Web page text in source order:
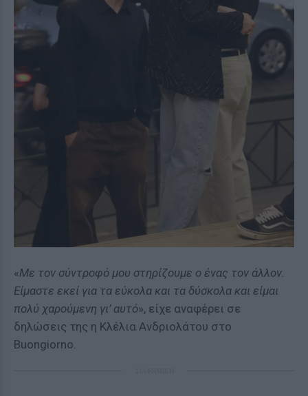
«Με τον σύντροφό μου στηρίζουμε ο ένας τον άλλον.
Είμαστε εκεί για τα εύκολα και τα δύσκολα και είμαι
πολύ χαρούμενη γι’ αυτό», είχε αναφέρει σε
δηλώσεις της η Κλέλια Ανδριολάτου στο
Buongiorno.